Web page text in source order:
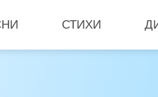
СТИХИ